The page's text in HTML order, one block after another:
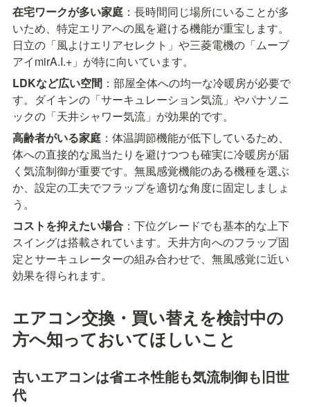
在宅ワークが多い家庭 ：長時間同じ場所にいることが多
いため、特定エリアへの風を避ける機能が重宝します。
日立の「風よけエリアセレクト」や三菱電機の「ムーブ
アイmirA.I.+」が特に向いています。
LDKなど広い空間 ：部屋全体への均一な冷暖房が必要で
す。ダイキンの「サーキュレーション気流」やパナソニ
ックの「天井シャワー気流」が効果的です。
高齢者がいる家庭 ：体温調節機能が低下しているため、
体への直接的な風当たりを避けつつも確実に冷暖房が届
く気流制御が重要です。無風感覚機能のある機種を選ぶ
か、設定の工夫でフラップを適切な角度に固定しましょ
う。
コストを抑えたい場合 ：下位グレードでも基本的な上下
スイングは搭載されています。天井方向へのフラップ固
定とサーキュレーターの組み合わせで、無風感覚に近い
効果を得られます。
エアコン交換・買い替えを検討中の
方へ知っておいてほしいこと
古いエアコンは省エネ性能も気流制御も旧世
代